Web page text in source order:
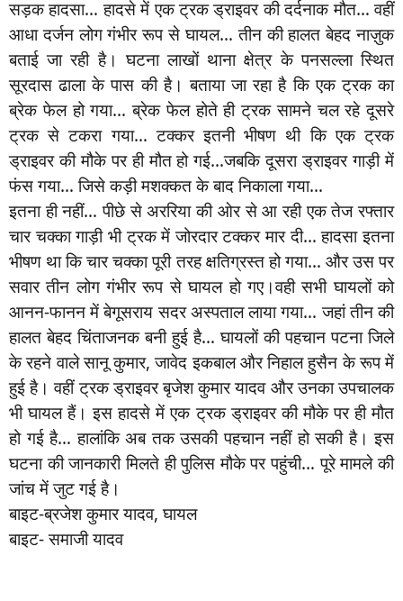
सड़क हादसा… हादसे में एक ट्रक ड्राइवर की दर्दनाक मौत… वहीं
आधा दर्जन लोग गंभीर रूप से घायल… तीन की हालत बेहद नाज़ुक
बताई जा रही है। घटना लाखों थाना क्षेत्र के पनसल्ला स्थित
सूरदास ढाला के पास की है। बताया जा रहा है कि एक ट्रक का
ब्रेक फेल हो गया… ब्रेक फेल होते ही ट्रक सामने चल रहे दूसरे
ट्रक से टकरा गया… टक्कर इतनी भीषण थी कि एक ट्रक
ड्राइवर की मौके पर ही मौत हो गई…जबकि दूसरा ड्राइवर गाड़ी में
फंस गया… जिसे कड़ी मशक्कत के बाद निकाला गया…
इतना ही नहीं… पीछे से अररिया की ओर से आ रही एक तेज रफ्तार
चार चक्का गाड़ी भी ट्रक में जोरदार टक्कर मार दी… हादसा इतना
भीषण था कि चार चक्का पूरी तरह क्षतिग्रस्त हो गया… और उस पर
सवार तीन लोग गंभीर रूप से घायल हो गए।वही सभी घायलों को
आनन-फानन में बेगूसराय सदर अस्पताल लाया गया… जहां तीन की
हालत बेहद चिंताजनक बनी हुई है… घायलों की पहचान पटना जिले
के रहने वाले सानू कुमार, जावेद इकबाल और निहाल हुसैन के रूप में
हुई है। वहीं ट्रक ड्राइवर बृजेश कुमार यादव और उनका उपचालक
भी घायल हैं। इस हादसे में एक ट्रक ड्राइवर की मौके पर ही मौत
हो गई है… हालांकि अब तक उसकी पहचान नहीं हो सकी है। इस
घटना की जानकारी मिलते ही पुलिस मौके पर पहुंची… पूरे मामले की
जांच में जुट गई है।
बाइट-ब्रजेश कुमार यादव, घायल
बाइट- समाजी यादव